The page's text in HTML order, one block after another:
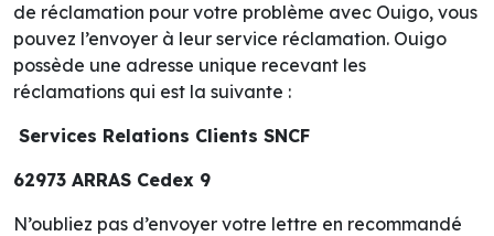
de réclamation pour votre problème avec Ouigo, vous
pouvez l’envoyer à leur service réclamation. Ouigo
possède une adresse unique recevant les
réclamations qui est la suivante :
Services Relations Clients SNCF
62973 ARRAS Cedex 9
N’oubliez pas d’envoyer votre lettre en recommandé